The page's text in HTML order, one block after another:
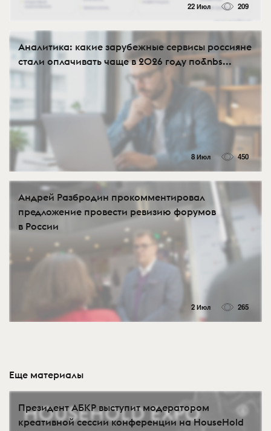
22 Июл 209
Аналитика: какие зарубежные сервисы россияне
стали оплачивать чаще в 2026 году по&nbs...
8 Июл 450
Андрей Разбродин прокомментировал
предложение провести ревизию форумов
в России
2 Июл 265
Еще материалы
Президент АБКР выступит модератором
креативной сессии конференции на HouseHold